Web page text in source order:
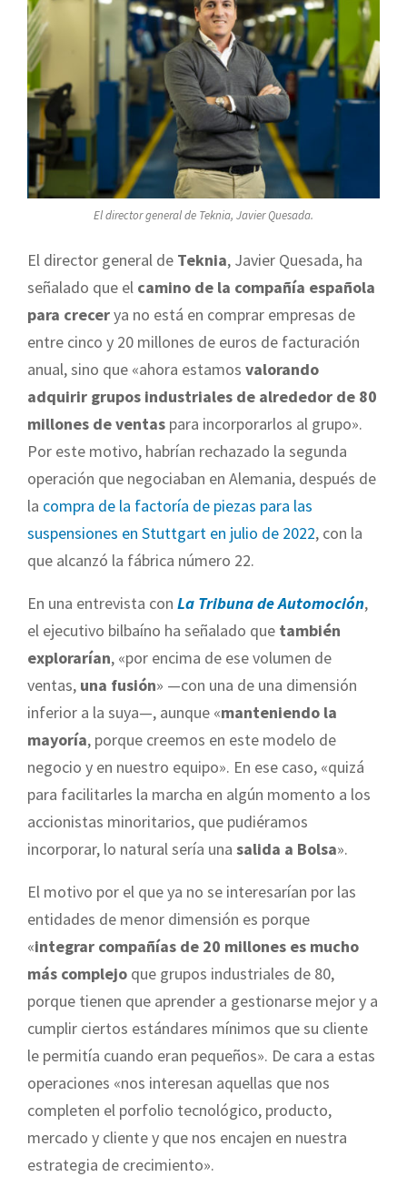
El director general de Teknia, Javier Quesada.
El director general de Teknia, Javier Quesada, ha
señalado que el camino de la compañía española
para crecerya no está en comprar empresas de
entre cinco y 20 millones de euros de facturación
anual, sino que «ahora estamos valorando
adquirir grupos industriales de alrededor de 80
millones de ventas para incorporarlos al grupo».
Por este motivo, habrían rechazado la segunda
operación que negociaban en Alemania, después de
la compra de la factoría de piezas para las
suspensiones en Stuttgart en julio de 2022, con la
que alcanzó la fábrica número 22.
En una entrevista con La Tribuna de Automoción,
el ejecutivo bilbaíno ha señalado que también
explorarían, «por encima de ese volumen de
ventas, una fusión» —con una de una dimensión
inferior a la suya—, aunque «manteniendo la
mayoría, porque creemos en este modelo de
negocio y en nuestro equipo». En ese caso, «quizá
para facilitarles la marcha en algún momento a los
accionistas minoritarios, que pudiéramos
incorporar, lo natural sería una salida a Bolsa».
El motivo por el que ya no se interesarían por las
entidades de menor dimensión es porque
«integrar compañías de 20 millones es mucho
más complejo que grupos industriales de 80,
porque tienen que aprender a gestionarse mejor y a
cumplir ciertos estándares mínimos que su cliente
le permitía cuando eran pequeños». De cara a estas
operaciones «nos interesan aquellas que nos
completen el porfolio tecnológico, producto,
mercado y cliente y que nos encajen en nuestra
estrategia de crecimiento».